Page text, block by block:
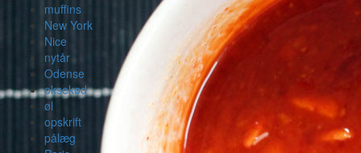
muffins
New York
Nice
nytår
Odense
oksekød
øl
opskrift
pålæg